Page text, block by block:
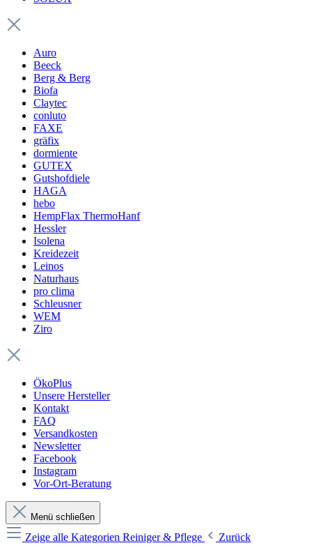
Auro
Beeck
Berg & Berg
Biofa
Claytec
conluto
FAXE
gräfix
dormiente
GUTEX
Gutshofdiele
HAGA
hebo
HempFlax ThermoHanf
Hessler
Isolena
Kreidezeit
Leinos
Naturhaus
pro clima
Schleusner
WEM
Ziro
ÖkoPlus
Unsere Hersteller
Kontakt
FAQ
Versandkosten
Newsletter
Facebook
Instagram
Vor-Ort-Beratung
Menü schließen
Zeige alle Kategorien Reiniger & Pflege
Zurück